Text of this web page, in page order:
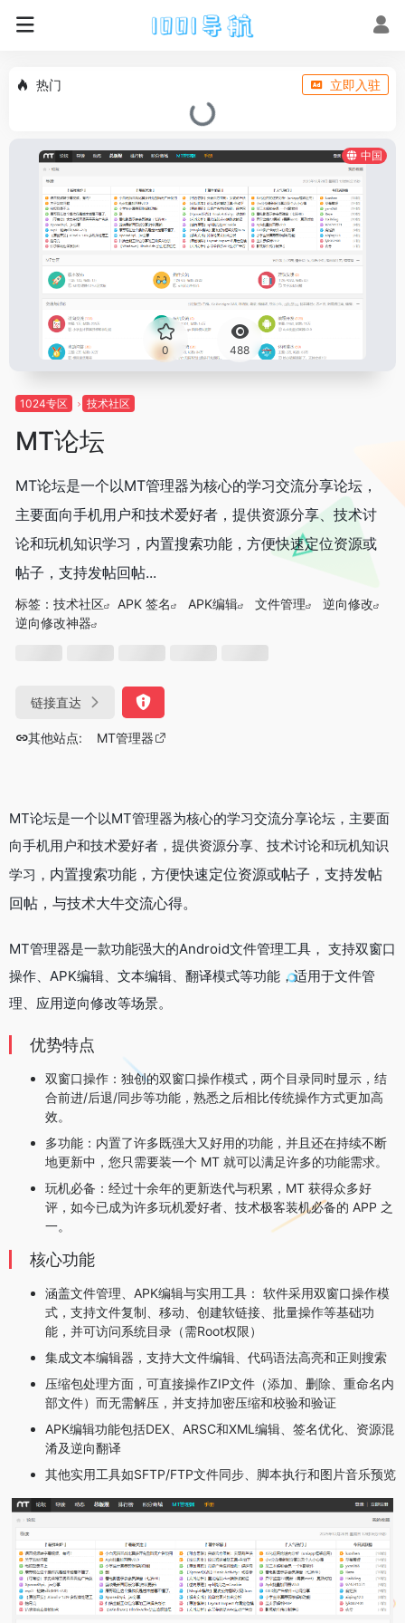
热门 立即入驻
中国
0 488
1024专区 技术社区
MT论坛
MT论坛是一个以MT管理器为核心的学习交流分享论坛，
主要面向手机用户和技术爱好者，提供资源分享、技术讨
论和玩机知识学习，内置搜索功能，方便快速定位资源或
帖子，支持发帖回帖...
标签： 技术社区 APK 签名 APK编辑 文件管理
逆向修改
逆向修改神器‌
链接直达
其他站点: MT管理器
MT论坛是一个以MT管理器为核心的学习交流分享论坛，主要面
向手机用户和技术爱好者，提供资源分享、技术讨论和玩机知识
学习， 内置搜索功能，方便快速定位资源或帖子， 支持发帖
回帖，与技术大牛交流心得。
‌MT管理器是一款功能强大的Android文件管理工具，‌ 支持双窗口
操作、APK编辑、文本编辑、翻译模式等功能，适用于文件管
理、应用逆向修改等场景。
优势特点
双窗口操作：独创的双窗口操作模式，两个目录同时显示，结
合前进/后退/同步等功能，熟悉之后相比传统操作方式更加高
效。
多功能：内置了许多既强大又好用的功能，并且还在持续不断
地更新中，您只需要装一个 MT 就可以满足许多的功能需求。
玩机必备：经过十余年的更新迭代与积累，MT 获得众多好
评，如今已成为许多玩机爱好者、技术极客装机必备的 APP 之
一。
‌核心功能
涵盖文件管理、APK编辑与实用工具：‌ 软件采用双窗口操作模
式，支持文件复制、移动、创建软链接、批量操作等基础功
能，并可访问系统目录（需Root权限）
集成文本编辑器，支持大文件编辑、代码语法高亮和正则搜索
压缩包处理方面，可直接操作ZIP文件（添加、删除、重命名内
部文件）而无需解压，并支持加密压缩和校验和验证
APK编辑功能包括DEX、ARSC和XML编辑、签名优化、资源混
淆及逆向翻译
其他实用工具如SFTP/FTP文件同步、脚本执行和图片音乐预览